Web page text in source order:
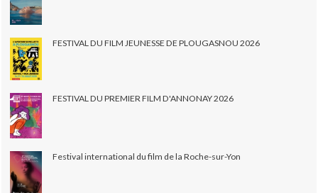
FESTIVAL DU FILM JEUNESSE DE PLOUGASNOU 2026
FESTIVAL DU PREMIER FILM D'ANNONAY 2026
Festival international du film de la Roche-sur-Yon